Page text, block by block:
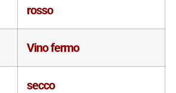
rosso
Vino fermo
secco